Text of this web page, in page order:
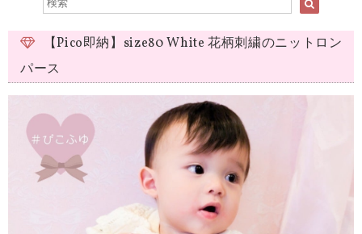
【Pico即納】size80 White 花柄刺繍のニットロン
パース